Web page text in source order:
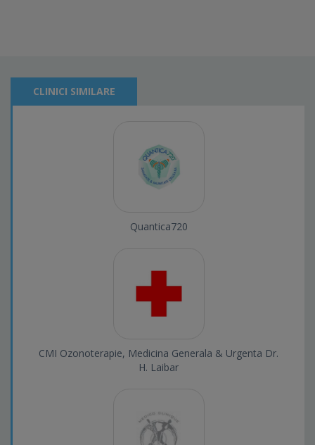
CLINICI SIMILARE
Quantica720
CMI Ozonoterapie, Medicina Generala & Urgenta Dr.
H. Laibar